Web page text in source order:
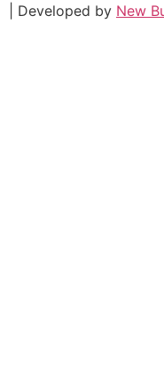
| Developed by New